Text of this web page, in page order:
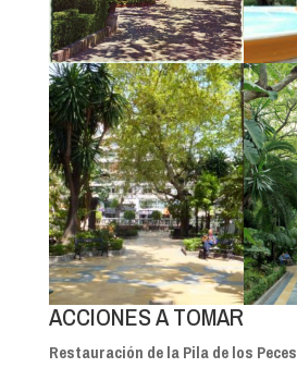
ACCIONES A TOMAR
Restauración de la Pila de los Peces